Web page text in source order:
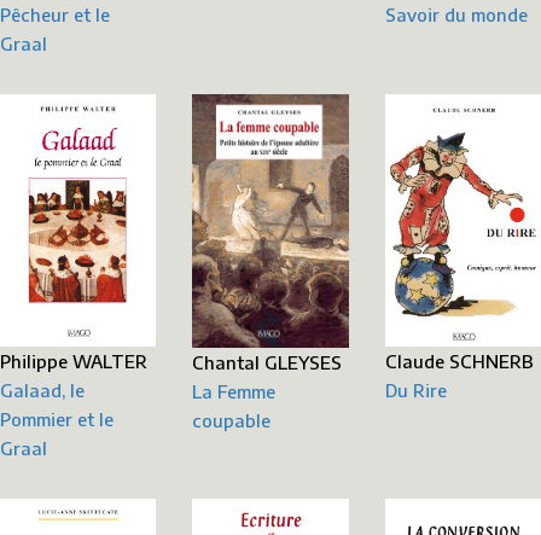
Pêcheur et le
Graal
Savoir du monde
Philippe WALTER
Galaad, le
Pommier et le
Graal
Chantal GLEYSES
La Femme
coupable
Claude SCHNERB
Du Rire